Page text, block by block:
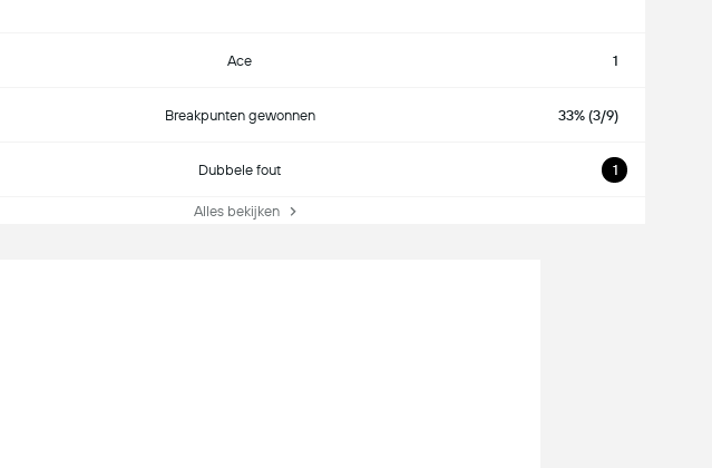
Ace 1
Breakpunten gewonnen 33% (3/9)
Dubbele fout 1
Alles bekijken